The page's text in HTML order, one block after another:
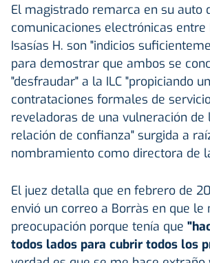
El magistrado remarca en su auto
comunicaciones electrónicas entre
Isasías H. son "indicios
para demostrar que ambos se
"desfraudar" a la ILC "propiciando
contrataciones formales de
reveladoras de una vulneración de
relación de confianza" surgida a
nombramiento como directora de
El juez detalla que en febrero de
envió un correo a Borràs en que le
preocupación porque tenía que
todos lados para cubrir todos los